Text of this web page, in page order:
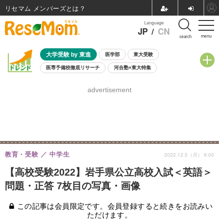
menu
Language
JP / CN search
大学受験 by 東進 医学部 東大受験
医専予備校徹底リサーチ 河合塾×東大特集
8月開催学校説明会・相談会
advertisement
【高校受験2022】岩手県公立高校入試＜英語＞
問題・正答 7枚目の写真・画像
教育・受験 中学生 2022.12.5（月） 9:00
この記事は会員限定です。会員登録すると続きをお読みい
ただけます。
リセマム メンバーズ